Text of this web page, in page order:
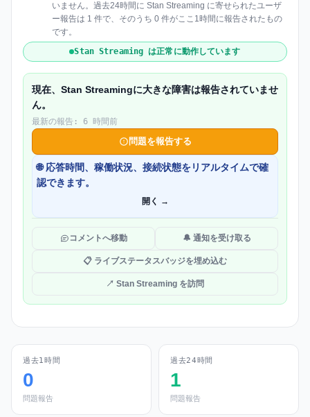
いません。過去24時間に Stan Streaming に寄せられたユーザ
ー報告は 1 件で、そのうち 0 件がここ1時間に報告されたもの
です。
Stan Streaming は正常に動作しています
現在、Stan Streamingに大きな障害は報告されていませ
ん。
最新の報告: 6 時間前
問題を報告する
🌐 応答時間、稼働状況、接続状態をリアルタイムで確
認できます。
開く →
コメントへ移動 🔔 通知を受け取る
📋 ライブステータスバッジを埋め込む
↗ Stan Streaming を訪問
過去1時間
0
問題報告
過去24時間
1
問題報告